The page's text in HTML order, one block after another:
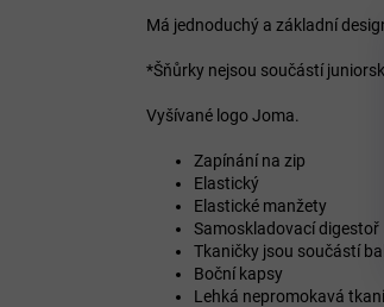
Má jednoduchý a základní
*Šňůrky nejsou součástí
Vyšívané logo Joma.
Zapínání na zip
Elastický
Elastické manžety
Samoskladovací digestoř
Tkaničky jsou součástí
Boční kapsy
Lehká nepromokavá